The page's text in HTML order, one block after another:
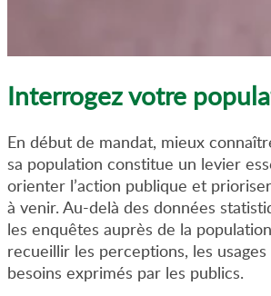
Interrogez votre
En début de mandat, mieux
sa population constitue un levier
orienter l’action publique et
à venir. Au-delà des données
les enquêtes auprès de la
recueillir les perceptions, les
besoins exprimés par les publics.